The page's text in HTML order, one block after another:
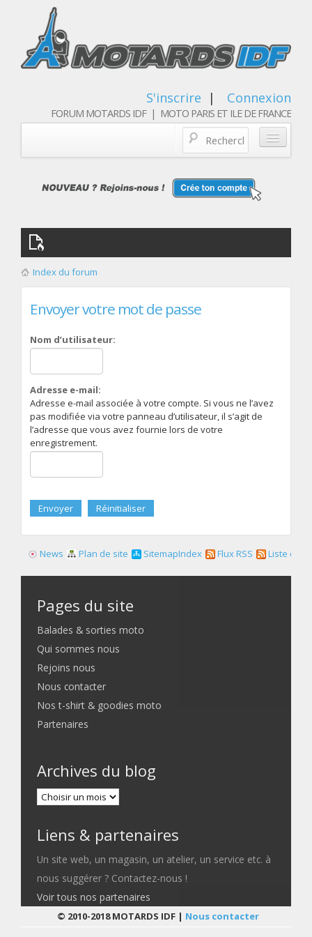
S'inscrire | Connexion
FORUM MOTARDS IDF | MOTO PARIS ET ILE DE FRANCE
Qui sommes nous
Les membres
Index du forum
Envoyer votre mot de passe
Nom d’utilisateur:
Adresse e-mail:
Adresse e-mail associée à votre compte. Si vous ne l’avez
pas modifiée via votre panneau d’utilisateur, il s’agit de
l’adresse que vous avez fournie lors de votre
enregistrement.
News Plan de site SitemapIndex Flux RSS Liste des
Pages du site
Balades & sorties moto
Qui sommes nous
Rejoins nous
Nous contacter
Nos t-shirt & goodies moto
Partenaires
Archives du blog
Liens & partenaires
Un site web, un magasin, un atelier, un service etc. à
nous suggérer ? Contactez-nous !
Voir tous nos partenaires
© 2010-2018 MOTARDS IDF | Nous contacter